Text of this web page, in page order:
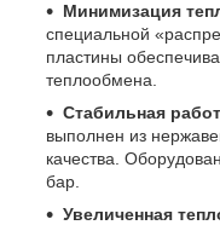
Минимизация
специальной
пластины
теплообмена.
Стабильная
выполнен из
качества.
бар.
Увеличенная